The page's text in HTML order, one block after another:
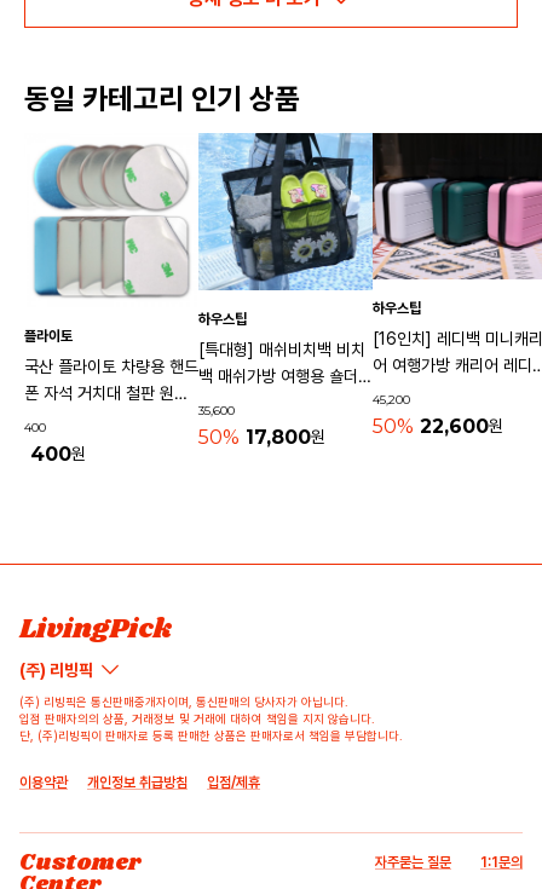
동일 카테고리 인기 상품
플라이토
국산 플라이토 차량용 핸드
폰 자석 거치대 철판 원형
사각 40mm
400
400원
하우스팁
[특대형] 매쉬비치백 비치
백 매쉬가방 여행용 숄더백
물놀이가방 수영가방 물빠
지는가방
35,600
50% 17,800원
하우스팁
[16인치] 레디백 미니캐리
어 여행가방 캐리어 레디
기내용가방
45,200
50% 22,600원
LivingPick
(주) 리빙픽
(주) 리빙픽은 통신판매중개자이며, 통신판매의 당사자가 아닙니다.
입점 판매자의의 상품, 거래정보 및 거래에 대하여 책임을 지지 않습니다.
단, (주)리빙픽이 판매자로 등록 판매한 상품은 판매자로서 책임을 부담합니다.
이용약관 개인정보 취급방침 입점/제휴
Customer 자주묻는 질문 1:1문의